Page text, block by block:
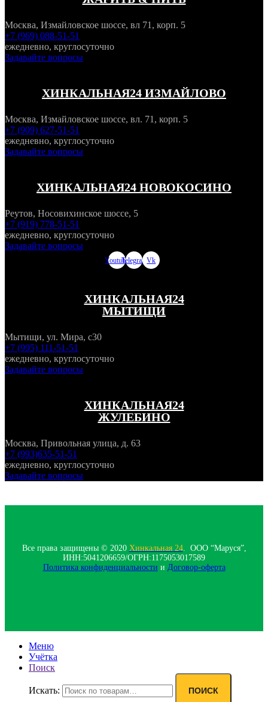
Москва, Измайловское шоссе, вл 71, корп. 5
+7 (969) 088-51-51
ежедневно, круглосуточно
Задавайте вопросы
ХИНКАЛЬНАЯ24 ИЗМАЙЛОВО
Москва, Измайловское шоссе, вл. 71, корп. 5
+7 (909) 627-51-51
ежедневно, круглосуточно
Задавайте вопросы
ХИНКАЛЬНАЯ24 НОВОКОСИНО
Реутов, Носовихинское шоссе, 5
+7 (919) 778-51-51
ежедневно, круглосуточно
Задавайте вопросы
YoutubeTelegramVk
ХИНКАЛЬНАЯ24
МЫТИЩИ
Мытищи, ул. Мира, с30
+7 (995) 111-51-51
ежедневно, круглосуточно
Задавайте вопросы
ХИНКАЛЬНАЯ24
ЖУЛЕБИНО
Москва, Привольная улица, д. 63
+7 (993)635-51-51
ежедневно, круглосуточно
Задавайте вопросы
Все права защищены © 2020 Хинкальная 24. ООО “Маруся”,
ИНН:5041206659/ОГРН:1175053017589
Политика конфиденциальности‍ и Договор-оферта
Меню
Учётка
Поиск
Искать: ПОИСК